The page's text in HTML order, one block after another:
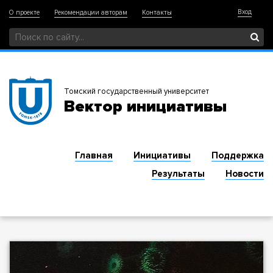
О проекте Рекомендации авторам Контакты Вход
Томский государственный университет
Вектор инициативы
Главная Инициативы
Поддержка
Результаты
Новости